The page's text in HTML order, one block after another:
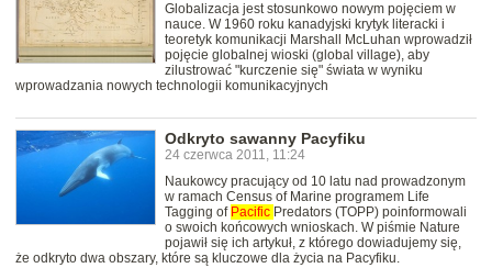
Globalizacja jest stosunkowo nowym pojęciem w
nauce. W 1960 roku kanadyjski krytyk literacki i
teoretyk komunikacji Marshall McLuhan wprowadził
pojęcie globalnej wioski (global village), aby
zilustrować "kurczenie się" świata w wyniku
wprowadzania nowych technologii komunikacyjnych
Odkryto sawanny Pacyfiku
24 czerwca 2011, 11:24
Naukowcy pracujący od 10 latu nad prowadzonym
w ramach Census of Marine programem Life
Tagging of Pacific Predators (TOPP) poinformowali
o swoich końcowych wnioskach. W piśmie Nature
pojawił się ich artykuł, z którego dowiadujemy się,
że odkryto dwa obszary, które są kluczowe dla życia na Pacyfiku.